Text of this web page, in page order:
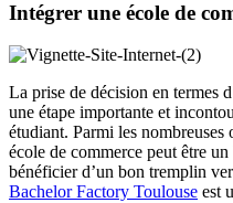
Intégrer une école de
La prise de décision en termes
une étape importante et
étudiant. Parmi les
école de commerce peut être
bénéficier d’un bon tremplin
Bachelor Factory Toulouse est